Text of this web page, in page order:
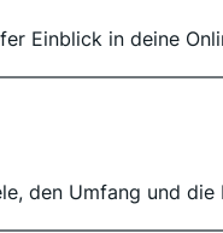
Einblick in deine
den Umfang und